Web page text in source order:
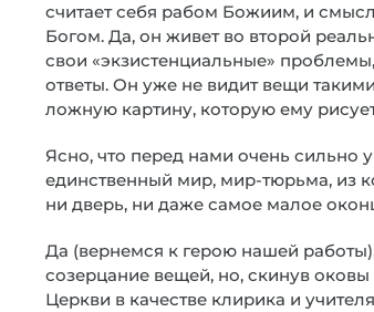
считает себя рабом Божиим, и
Богом. Да, он живет во второй
свои «экзистенциальные»
ответы. Он уже не видит вещи
ложную картину, которую ему
Ясно, что перед нами очень сильно
единственный мир, мир-тюрьма, из
ни дверь, ни даже самое малое
Да (вернемся к герою нашей
созерцание вещей, но, скинув
Церкви в качестве клирика и